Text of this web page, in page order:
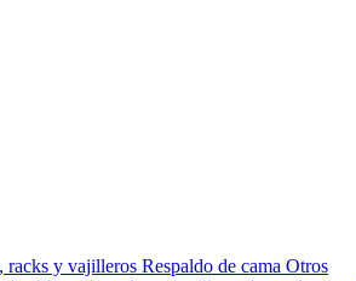
racks y vajilleros Respaldo de cama Otros